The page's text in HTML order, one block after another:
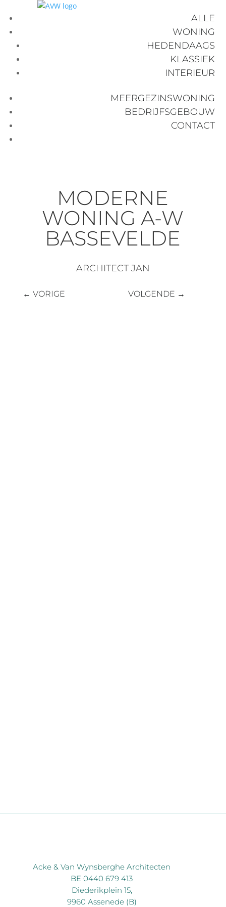
ALLE
WONING
HEDENDAAGS
KLASSIEK
INTERIEUR
MEERGEZINSWONING
BEDRIJFSGEBOUW
CONTACT
MODERNE
WONING A-W
BASSEVELDE
ARCHITECT JAN
← VORIGE VOLGENDE →
Acke & Van Wynsberghe Architecten
BE 0440 679 413
Diederikplein 15,
9960 Assenede (B)